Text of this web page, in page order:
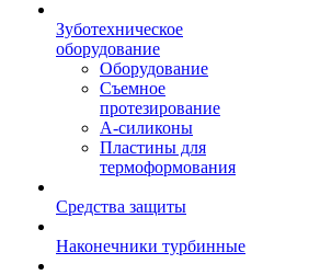
Зуботехническое
оборудование
Оборудование
Съемное
протезирование
А-силиконы
Пластины для
термоформования
Средства защиты
Наконечники турбинные